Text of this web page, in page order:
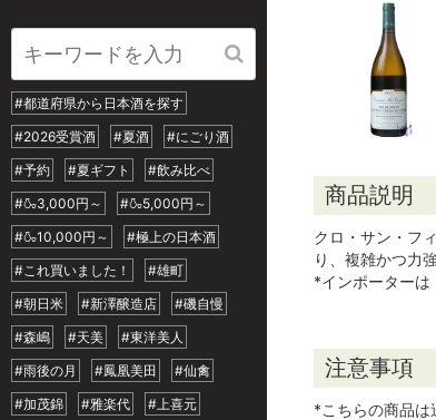
#都道府県から日本酒を探す
#2026受賞酒
#夏酒
#にごり酒
#予約
#夏ギフト
#飲み比べ
#🍶3,000円～
#🍶5,000円～
#🍶10,000円～
#極上の日本酒
#これ買いました！
#雄町
#朝日米
#新澤醸造店
#磯自慢
#森嶋
#天美
#東洋美人
#雨後の月
#鳳凰美田
#仙禽
#加茂錦
#雅楽代
#上喜元
商品説明
クロ・サン・フ
り、複雑かつ力
*インポーターは
注意事項
*こちらの商品は